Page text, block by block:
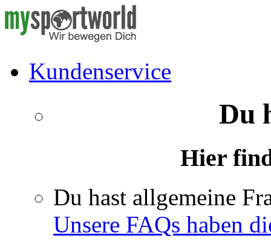
Kundenservice
Du
Hier
Du hast allgemeine
Unsere FAQs haben